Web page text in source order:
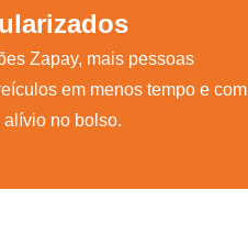
Zapay, mais pessoas
em menos tempo e com
alívio no bolso.